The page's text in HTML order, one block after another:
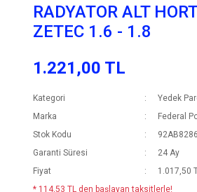
RADYATOR ALT
ZETEC 1.6 - 1.8
1.221,00 TL
Kategori
Yedek
Marka
Federal
Stok Kodu
92AB8286
Garanti Süresi
24 Ay
Fiyat
1.017,50
* 114,53 TL den başlayan taksitlerle!